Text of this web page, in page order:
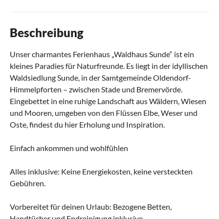
Beschreibung
Unser charmantes Ferienhaus „Waldhaus Sunde“ ist ein
kleines Paradies für Naturfreunde. Es liegt in der idyllischen
Waldsiedlung Sunde, in der Samtgemeinde Oldendorf-
Himmelpforten – zwischen Stade und Bremervörde.
Eingebettet in eine ruhige Landschaft aus Wäldern, Wiesen
und Mooren, umgeben von den Flüssen Elbe, Weser und
Oste, findest du hier Erholung und Inspiration.
Einfach ankommen und wohlfühlen
Alles inklusive: Keine Energiekosten, keine versteckten
Gebühren.
Vorbereitet für deinen Urlaub: Bezogene Betten,